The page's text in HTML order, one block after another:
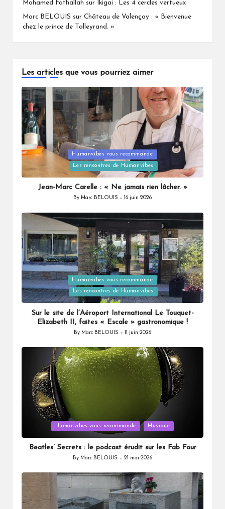
Mohamed Fathallah sur Ikigai : Les 4 cercles vertueux
Marc BELOUIS sur Château de Valençay : « Bienvenue
chez le prince de Talleyrand. »
Les articles que vous pourriez aimer
Posted
in
Humanvibes vous recommande
Les rencontres de Humanvibes
Jean-Marc Carelle : « Ne jamais rien lâcher. »
Posted
By Marc BELOUIS 16 juin 2026
Posted
in
Humanvibes vous recommande
Les rencontres de Humanvibes
Sur le site de l’Aéroport International Le Touquet-
Elizabeth II, faites « Escale » gastronomique !
Posted
By Marc BELOUIS 11 juin 2026
in
Humanvibes vous recommande Musique
Beatles’ Secrets : le podcast érudit sur les Fab Four
Posted
By Marc BELOUIS 21 mai 2026